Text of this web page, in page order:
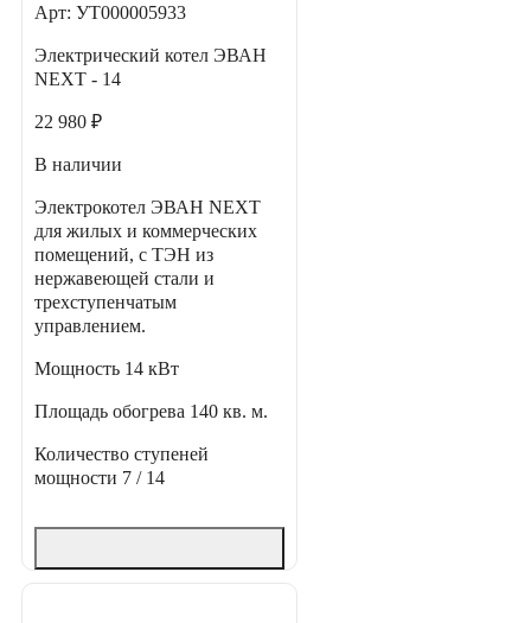
Арт: УТ000005933
Электрический котел ЭВАН
NEXT - 14
22 980 ₽
В наличии
Электрокотел ЭВАН NEXT
для жилых и коммерческих
помещений, с ТЭН из
нержавеющей стали и
трехступенчатым
управлением.
Мощность 14 кВт
Площадь обогрева 140 кв. м.
Количество ступеней
мощности 7 / 14